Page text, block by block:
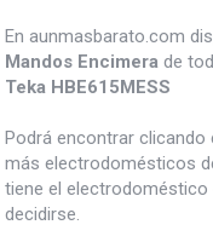
En aunmasbarato.com
Mandos Encimera de
Teka HBE615MESS
Podrá encontrar
más electrodomésticos
tiene el electrodoméstico
decidirse.